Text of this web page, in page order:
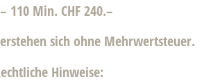
110 Min. CHF 240.–
sich ohne Mehrwertsteuer.
Hinweise: